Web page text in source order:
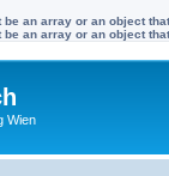
be an array or an object
be an array or an object
Wien